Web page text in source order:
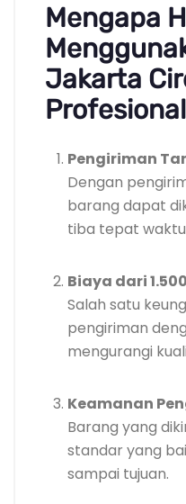
Mengapa
Jakarta
Pengiriman
Dengan
barang dapat
tiba tepat
Biaya dari
Salah satu
pengiriman
mengurangi
Keamanan
Barang yang
standar yang
sampai tujuan.